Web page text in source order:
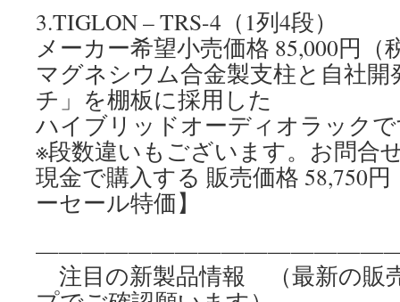
3.TIGLON – TRS-4（1列4段）
メーカー希望小売価格 85,000円（
マグネシウム合金製支柱と自社
チ」を棚板に採用した
ハイブリッドオーディオラック
※段数違いもございます。お問合
現金で購入する 販売価格 58,750
ーセール特価】
注目の新製品情報 （最新の販